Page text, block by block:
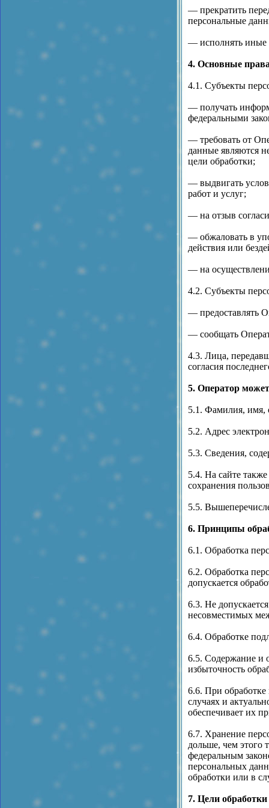
— прекратить
персональные
— исполнять иные
4. Основные
4.1. Субъекты
— получать
федеральными
— требовать от
данные являются
цели обработки;
— выдвигать
работ и услуг;
— на отзыв
— обжаловать в
действия или
— на
4.2. Субъекты
— предоставлять
— сообщать
4.3. Лица,
согласия
5. Оператор
5.1. Фамилия, имя,
5.2. Адрес
5.3. Сведения,
5.4. На сайте
сохранения
5.5.
6. Принципы
6.1. Обработка
6.2. Обработка
допускается
6.3. Не
несовместимых
6.4. Обработке
6.5. Содержание и
избыточность
6.6. При обработке
случаях и
обеспечивает их
6.7. Хранение
дольше, чем этого
федеральным
персональных
обработки или в
7. Цели